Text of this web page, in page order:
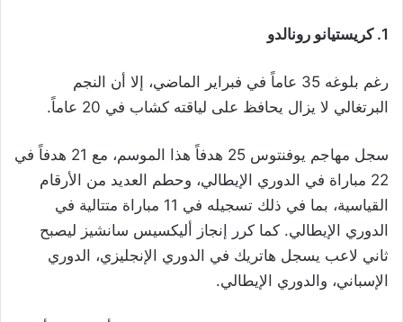
1. كريستيانو رونالدو
رغم بلوغه 35 عاماً في فبراير الماضي، إلا أن النجم
البرتغالي لا يزال يحافظ على لياقته كشاب في 20 عاماً.
سجل مهاجم يوفنتوس 25 هدفاً هذا الموسم، مع 21 هدفاً في
22 مباراة في الدوري الإيطالي، وحطم العديد من الأرقام
القياسية، بما في ذلك تسجيله في 11 مباراة متتالية في
الدوري الإيطالي. كما كرر إنجاز أليكسيس سانشيز ليصبح
ثاني لاعب يسجل هاتريك في الدوري الإنجليزي، الدوري
الإسباني، والدوري الإيطالي.